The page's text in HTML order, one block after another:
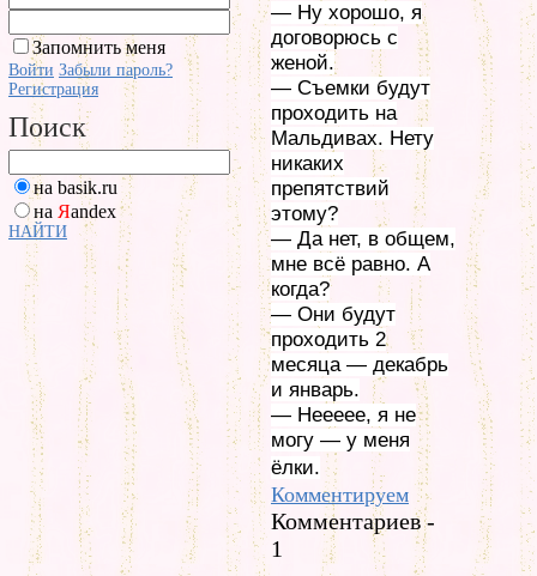
Запомнить меня
Войти Забыли пароль?
Регистрация
Поиск
на basik.ru
на Яandex
НАЙТИ
— Ну хорошо, я
договорюсь с
женой.
— Съемки будут
проходить на
Мальдивах. Нету
никаких
препятствий
этому?
— Да нет, в общем,
мне всё равно. А
когда?
— Они будут
проходить 2
месяца — декабрь
и январь.
— Неееее, я не
могу — у меня
ёлки.
Комментируем
Комментариев -
1